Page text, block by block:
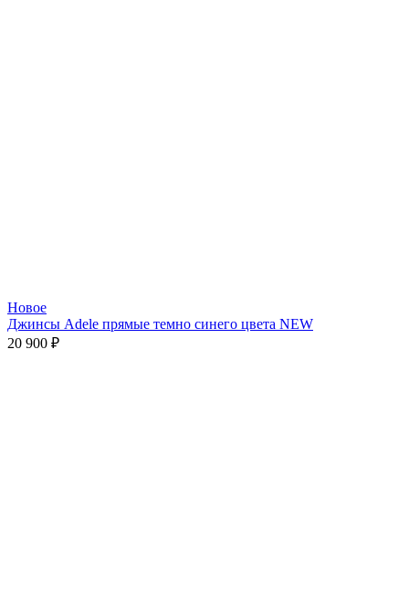
Новое
Джинcы Adele прямые темно cинего цвета NEW
20 900 ₽